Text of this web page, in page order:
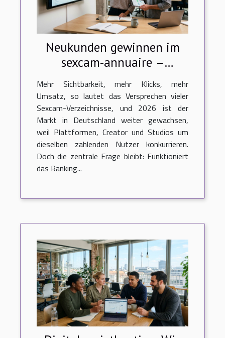
Neukunden gewinnen im
sexcam-annuaire –
funktioniert das ranking?
Mehr Sichtbarkeit, mehr Klicks, mehr
Umsatz, so lautet das Versprechen vieler
Sexcam-Verzeichnisse, und 2026 ist der
Markt in Deutschland weiter gewachsen,
weil Plattformen, Creator und Studios um
dieselben zahlenden Nutzer konkurrieren.
Doch die zentrale Frage bleibt: Funktioniert
das Ranking...